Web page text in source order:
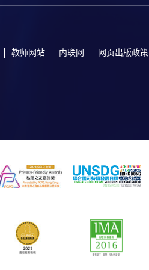
教师网站 内联网 网页出版政策